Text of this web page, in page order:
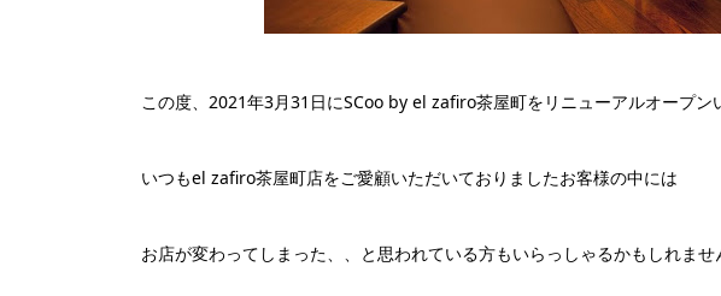
この度、2021年3月31日にSCoo by el zafiro茶屋町をリニューアルオープン
いつもel zafiro茶屋町店をご愛顧いただいておりましたお客様の中には
お店が変わってしまった、、と思われている方もいらっしゃるかもしれませ